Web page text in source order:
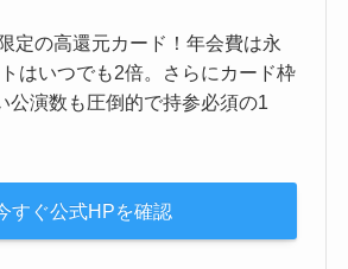
定の高還元カード！年会費は永
はいつでも2倍。さらにカード枠
公演数も圧倒的で持参必須の1
すぐ公式HPを確認